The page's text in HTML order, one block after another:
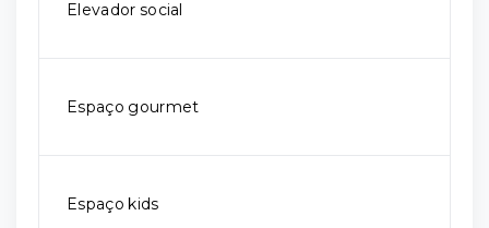
Elevador social
Espaço gourmet
Espaço kids